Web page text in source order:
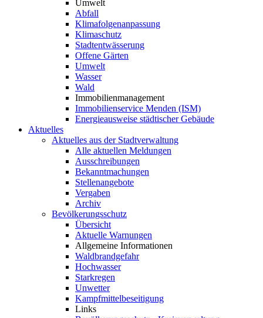
Umwelt
Abfall
Klimafolgenanpassung
Klimaschutz
Stadtentwässerung
Offene Gärten
Umwelt
Wasser
Wald
Immobilienmanagement
Immobilienservice Menden (ISM)
Energieausweise städtischer Gebäude
Aktuelles
Aktuelles aus der Stadtverwaltung
Alle aktuellen Meldungen
Ausschreibungen
Bekanntmachungen
Stellenangebote
Vergaben
Archiv
Bevölkerungsschutz
Übersicht
Aktuelle Warnungen
Allgemeine Informationen
Waldbrandgefahr
Hochwasser
Starkregen
Unwetter
Kampfmittelbeseitigung
Links